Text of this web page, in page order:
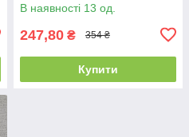
В наявності 13 од.
247,80 ₴ 354 ₴
Купити